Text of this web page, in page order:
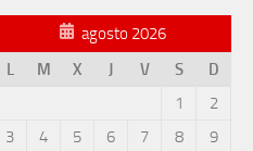
agosto 2026
L
M X J V S
D
1
2
3
4 5 6 7 8
9